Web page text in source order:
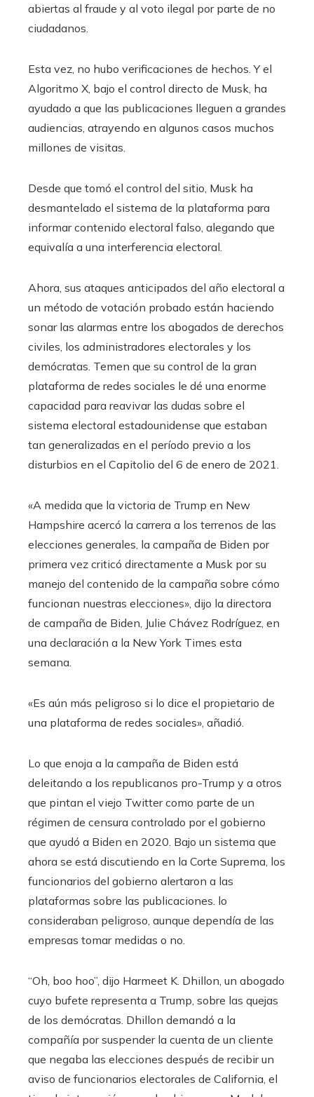
abiertas al fraude y al voto ilegal por parte de no
ciudadanos.
Esta vez, no hubo verificaciones de hechos. Y el
Algoritmo X, bajo el control directo de Musk, ha
ayudado a que las publicaciones lleguen a grandes
audiencias, atrayendo en algunos casos muchos
millones de visitas.
Desde que tomó el control del sitio, Musk ha
desmantelado el sistema de la plataforma para
informar contenido electoral falso, alegando que
equivalía a una interferencia electoral.
Ahora, sus ataques anticipados del año electoral a
un método de votación probado están haciendo
sonar las alarmas entre los abogados de derechos
civiles, los administradores electorales y los
demócratas. Temen que su control de la gran
plataforma de redes sociales le dé una enorme
capacidad para reavivar las dudas sobre el
sistema electoral estadounidense que estaban
tan generalizadas en el período previo a los
disturbios en el Capitolio del 6 de enero de 2021.
«A medida que la victoria de Trump en New
Hampshire acercó la carrera a los terrenos de las
elecciones generales, la campaña de Biden por
primera vez criticó directamente a Musk por su
manejo del contenido de la campaña sobre cómo
funcionan nuestras elecciones», dijo la directora
de campaña de Biden, Julie Chávez Rodríguez, en
una declaración a la New York Times esta
semana.
«Es aún más peligroso si lo dice el propietario de
una plataforma de redes sociales», añadió.
Lo que enoja a la campaña de Biden está
deleitando a los republicanos pro-Trump y a otros
que pintan el viejo Twitter como parte de un
régimen de censura controlado por el gobierno
que ayudó a Biden en 2020. Bajo un sistema que
ahora se está discutiendo en la Corte Suprema, los
funcionarios del gobierno alertaron a las
plataformas sobre las publicaciones. lo
consideraban peligroso, aunque dependía de las
empresas tomar medidas o no.
“Oh, boo hoo”, dijo Harmeet K. Dhillon, un abogado
cuyo bufete representa a Trump, sobre las quejas
de los demócratas. Dhillon demandó a la
compañía por suspender la cuenta de un cliente
que negaba las elecciones después de recibir un
aviso de funcionarios electorales de California, el